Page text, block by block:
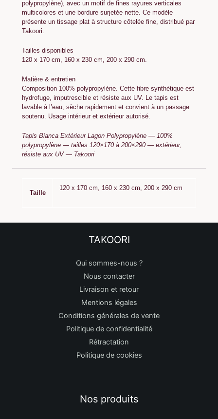
polypropylène), avec un motif de fines rayures verticales
multicolores et une bordure surjetée nette. Ce modèle
présente un tissage plat à structure côtelée fine, distribué par
Takoori.
Tailles disponibles
120 x 170 cm, 160 x 230 cm, 200 x 290 cm.
Matière & entretien
Composition 100% polypropylène. Cette fibre synthétique est
hydrofuge, imputrescible et résiste aux UV. Le tapis est
lavable à l’eau, sèche rapidement et convient à un passage
soutenu. Usage intérieur et extérieur autorisé.
Tapis Bianca Extérieur Lagon Polypropylène — 100%
polypropylène — tailles 120×170 à 200×290 — extérieur,
résiste aux UV — Takoori
Taille
120 x 170 cm, 160 x 230 cm, 200 x 290 cm
TAKOORI
Qui sommes-nous ?
Nous contacter
Livraison et retour
Mentions légales
Conditions générales de vente
Politique de confidentialité
Rétractation
Politique de cookies
Nos produits